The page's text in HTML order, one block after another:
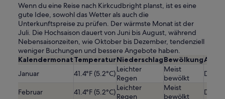
Wenn du eine Reise nach Kirkcudbright planst, ist es eine
gute Idee, sowohl das Wetter als auch die
Unterkunftspreise zu prüfen. Der wärmste Monat ist der
Juli. Die Hochsaison dauert von Juni bis August, während
Nebensaisonzeiten, wie Oktober bis Dezember, tendenziell
weniger Buchungen und bessere Angebote haben.
KalendermonatTemperaturNiederschlagBewölkung
Januar
41.4°F (5.2°C)Leichter
Regen
Meist
bewölkt
Februar 41.4°F (5.2°C)Leichter
Regen
Meist
bewölkt